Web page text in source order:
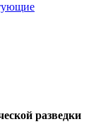
разведки